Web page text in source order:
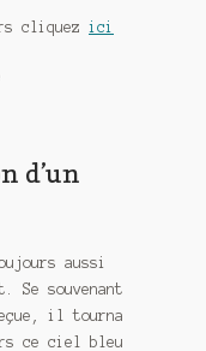
cliquez ici
d’un
aussi
souvenant
il tourna
ce ciel bleu